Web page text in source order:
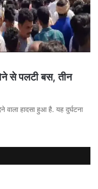
से पलटी बस, तीन
वाला हादसा हुआ है. यह दुर्घटना